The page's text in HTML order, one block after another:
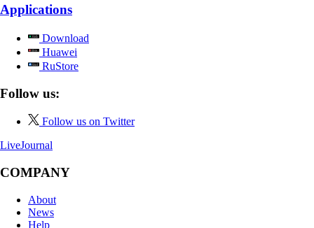
Applications
Download
Huawei
RuStore
Follow us:
Follow us on Twitter
LiveJournal
COMPANY
About
News
Help